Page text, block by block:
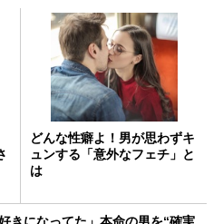
どんな性癖よ！男が思わずキ
ュンする「意外なフェチ」と
は
きになってた」本命の男を“確実